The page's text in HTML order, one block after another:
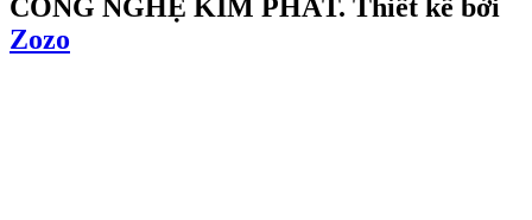
CÔNG NGHỆ KIM PHÁT. Thiết kế bởi
Zozo